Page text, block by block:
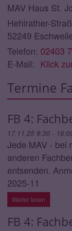
MAV Haus St.
Hehlrather-
52249
Telefon: 02403
E-Mail: Klick
Termine
FB 4:
17.11.25 9:30 -
Jede MAV - bei
anderen
entsenden.
2025-11
Weiter lesen
FB 4: